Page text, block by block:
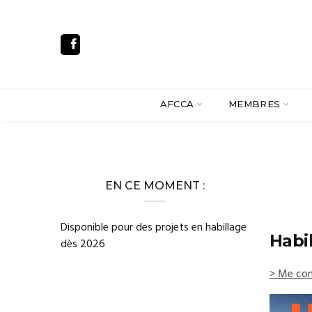
AFCCA MEMBRES
> Me
EN CE MOMENT :
Disponible pour des projets en habillage
dès 2026